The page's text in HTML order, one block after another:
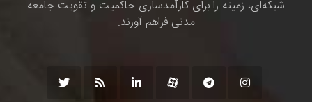
شبکه‌ای، زمینه را برای کارآمدسازی حاکمیت و تقویت جامعه
مدنی فراهم آورند.